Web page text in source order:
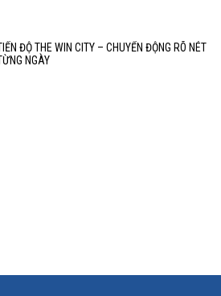
ĐỘ THE WIN CITY – CHUYỂN ĐỘNG RÕ NÉT
NGÀY